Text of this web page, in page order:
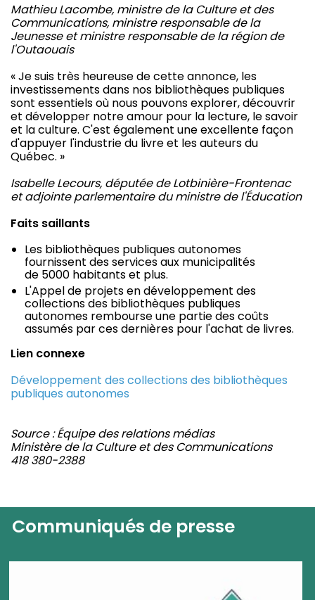
Mathieu Lacombe, ministre de la Culture et des
Communications, ministre responsable de la
Jeunesse et ministre responsable de la région de
l'Outaouais
« Je suis très heureuse de cette annonce, les
investissements dans nos bibliothèques publiques
sont essentiels où nous pouvons explorer, découvrir
et développer notre amour pour la lecture, le savoir
et la culture. C'est également une excellente façon
d'appuyer l'industrie du livre et les auteurs du
Québec. »
Isabelle Lecours, députée de Lotbinière-Frontenac
et adjointe parlementaire du ministre de l'Éducation
Faits saillants
Les bibliothèques publiques autonomes
fournissent des services aux municipalités
de 5000 habitants et plus.
L'Appel de projets en développement des
collections des bibliothèques publiques
autonomes rembourse une partie des coûts
assumés par ces dernières pour l'achat de livres.
Lien connexe
Développement des collections des bibliothèques
publiques autonomes
Source : Équipe des relations médias
Ministère de la Culture et des Communications
418 380-2388
Communiqués de presse